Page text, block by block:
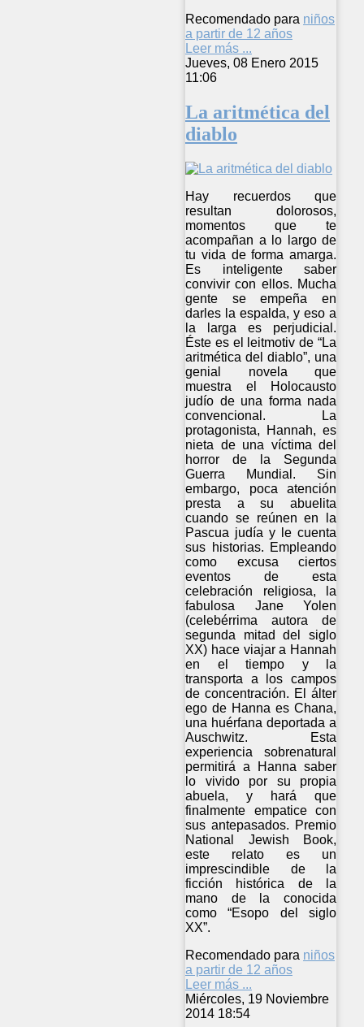
Recomendado para niños
a partir de 12 años
Leer más ...
Jueves, 08 Enero 2015
11:06
La aritmética del
diablo
Hay recuerdos que
resultan dolorosos,
momentos que te
acompañan a lo largo de
tu vida de forma amarga.
Es inteligente saber
convivir con ellos. Mucha
gente se empeña en
darles la espalda, y eso a
la larga es perjudicial.
Éste es el leitmotiv de “La
aritmética del diablo”, una
genial novela que
muestra el Holocausto
judío de una forma nada
convencional. La
protagonista, Hannah, es
nieta de una víctima del
horror de la Segunda
Guerra Mundial. Sin
embargo, poca atención
presta a su abuelita
cuando se reúnen en la
Pascua judía y le cuenta
sus historias. Empleando
como excusa ciertos
eventos de esta
celebración religiosa, la
fabulosa Jane Yolen
(celebérrima autora de
segunda mitad del siglo
XX) hace viajar a Hannah
en el tiempo y la
transporta a los campos
de concentración. El álter
ego de Hanna es Chana,
una huérfana deportada a
Auschwitz. Esta
experiencia sobrenatural
permitirá a Hanna saber
lo vivido por su propia
abuela, y hará que
finalmente empatice con
sus antepasados. Premio
National Jewish Book,
este relato es un
imprescindible de la
ficción histórica de la
mano de la conocida
como “Esopo del siglo
XX”.
Recomendado para niños
a partir de 12 años
Leer más ...
Miércoles, 19 Noviembre
2014 18:54